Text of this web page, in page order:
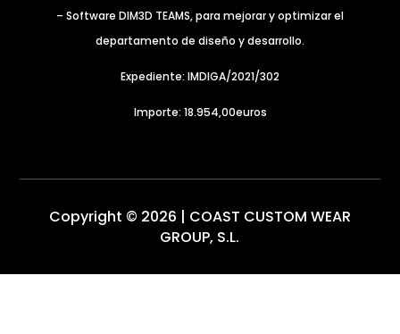
– Software DIM3D TEAMS, para mejorar y optimizar el
departamento de diseño y desarrollo.
Expediente: IMDIGA/2021/302
Importe: 18.954,00euros
Copyright © 2026 | COAST CUSTOM WEAR
GROUP, S.L.